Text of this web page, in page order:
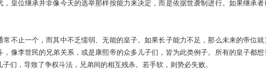
，皇位继承并非像今天的选举那样按能力来决定，而是依据世袭制进行。如果继承
常不止一个，而其中不乏懦弱、无能的皇子。如果长子能力不足，那么未来的帝位
，像李世民的兄弟关系，或是康熙帝的众多儿子们，皆为此类例子。所有的皇子都
们，导致了争权斗法，兄弟间的相互残杀。若手软，则势必失败。